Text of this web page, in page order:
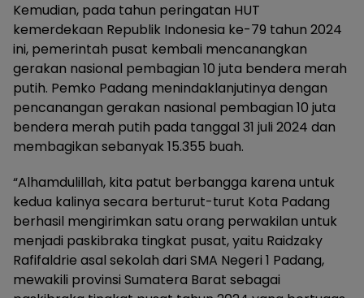
Kemudian, pada tahun peringatan HUT
kemerdekaan Republik Indonesia ke-79 tahun 2024
ini, pemerintah pusat kembali mencanangkan
gerakan nasional pembagian 10 juta bendera merah
putih. Pemko Padang menindaklanjutinya dengan
pencanangan gerakan nasional pembagian 10 juta
bendera merah putih pada tanggal 31 juli 2024 dan
membagikan sebanyak 15.355 buah.
“Alhamdulillah, kita patut berbangga karena untuk
kedua kalinya secara berturut-turut Kota Padang
berhasil mengirimkan satu orang perwakilan untuk
menjadi paskibraka tingkat pusat, yaitu Raidzaky
Rafifaldrie asal sekolah dari SMA Negeri 1 Padang,
mewakili provinsi Sumatera Barat sebagai